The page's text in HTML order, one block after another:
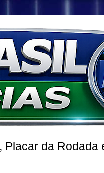
da Rodada